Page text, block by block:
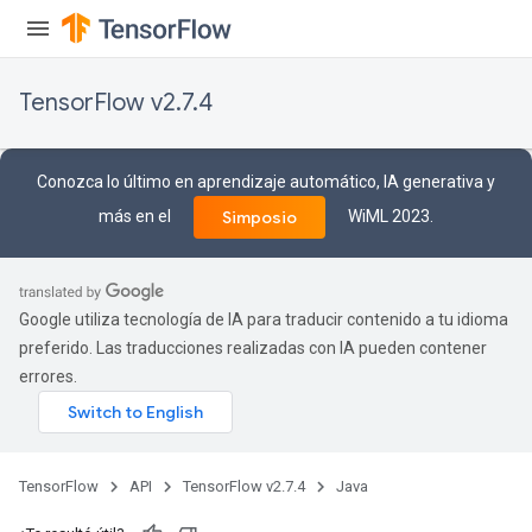
TensorFlow v2.7.4
Conozca lo último en aprendizaje automático, IA generativa y
más en el
Simposio WiML 2023.
Google utiliza tecnología de IA para traducir contenido a tu idioma
preferido. Las traducciones realizadas con IA pueden contener
errores.
TensorFlow API TensorFlow v2.7.4 Java